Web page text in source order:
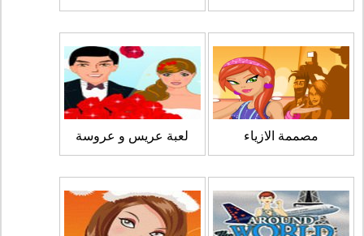
مصممة الازياء لعبة عريس و عروسة